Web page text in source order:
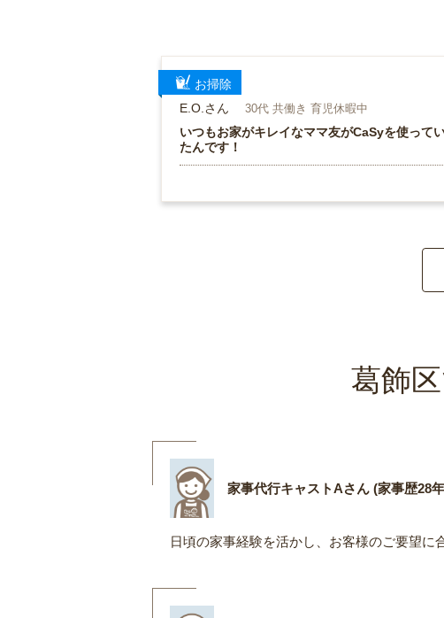
お掃除
E.O.さん
30代 共働き 育児休暇中
いつもお家がキレイなママ友がCaSyを使って
たんです！
葛飾
家事代行キャストAさん (家事歴28
日頃の家事経験を活かし、お客様のご要望に